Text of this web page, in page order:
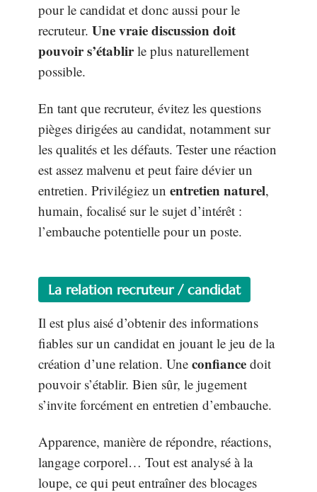
pour le candidat et donc aussi pour le
recruteur. Une vraie discussion doit
pouvoir s’établirle plus naturellement
possible.
En tant que recruteur, évitez les questions
pièges dirigées au candidat, notamment sur
les qualités et les défauts. Tester une réaction
est assez malvenu et peut faire dévier un
entretien. Privilégiez un entretien naturel,
humain, focalisé sur le sujet d’intérêt :
l’embauche potentielle pour un poste.
La relation recruteur / candidat
Il est plus aisé d’obtenir des informations
fiables sur un candidat en jouant le jeu de la
création d’une relation. Une confiance doit
pouvoir s’établir. Bien sûr, le jugement
s’invite forcément en entretien d’embauche.
Apparence, manière de répondre, réactions,
langage corporel… Tout est analysé à la
loupe, ce qui peut entraîner des blocages